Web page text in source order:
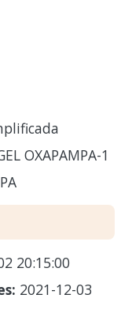
OXAPAMPA-1
20:15:00
2021-12-03